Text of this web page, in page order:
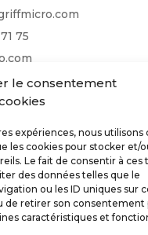
le consentement
expériences, nous utilisons
les cookies pour stocker et/
Le fait de consentir à
des données telles que le
ou les ID uniques sur
de retirer son consentement
caractéristiques et
75
81990 Puygouzon